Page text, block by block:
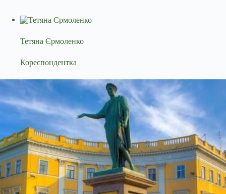
Тетяна Єрмоленко
Кореспондентка